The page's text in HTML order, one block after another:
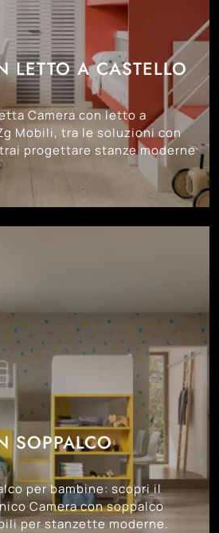
LETTO A CASTELLO
Camera con letto a
Mobili, tra le soluzioni con
progettare stanze moderne
SOPPALCO
per bambine: scopri il
Camera con soppalco
per stanzette moderne.